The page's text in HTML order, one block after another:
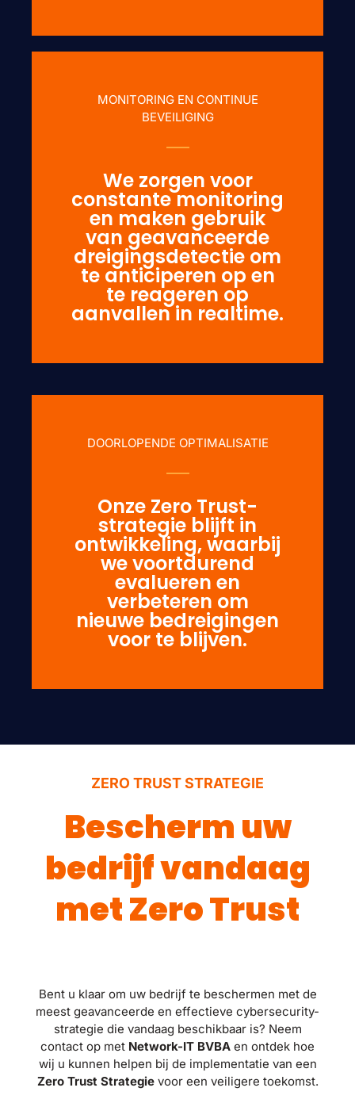
MONITORING EN CONTINUE
BEVEILIGING
We zorgen voor
constante monitoring
en maken gebruik
van geavanceerde
dreigingsdetectie om
te anticiperen op en
te reageren op
aanvallen in realtime.
DOORLOPENDE OPTIMALISATIE
Onze Zero Trust-
strategie blijft in
ontwikkeling, waarbij
we voortdurend
evalueren en
verbeteren om
nieuwe bedreigingen
voor te blijven.
ZERO TRUST STRATEGIE
Bescherm uw
bedrijf vandaag
met Zero Trust
Bent u klaar om uw bedrijf te beschermen met de
meest geavanceerde en effectieve cybersecurity-
strategie die vandaag beschikbaar is? Neem
contact op met Network-IT BVBA en ontdek hoe
wij u kunnen helpen bij de implementatie van een
Zero Trust Strategievoor een veiligere toekomst.